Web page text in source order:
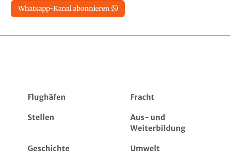
Whatsapp-Kanal abonnieren
Flughäfen Fracht
Stellen
Aus- und
Weiterbildung
Geschichte Umwelt